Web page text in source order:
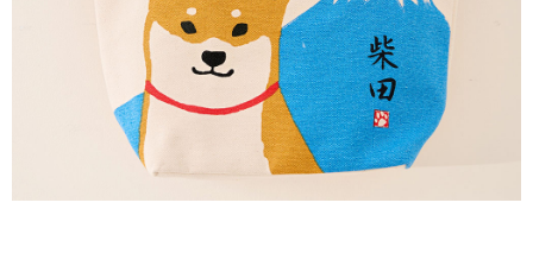
１．透過由恩沛科技股份有限公司提供之「AFTEE先享後付」服務完成之交
易，需依本服務之必要範圍內提供個人資料，並將交易相關給付款項請求債
權轉讓予恩沛科技股份有限公司。
２．關於個人資料處理事宜，請瀏覽以下網址：
https://aftee.tw/terms/#terms3
３．未成年的使用者請事先徵得法定代理人或監護人之同意方可使用
「AFTEE先享後付」，若未經同意申辦者引起之損失，本公司不負相關責
黑貓宅急便(包裹尺寸60cm以下)
每筆NT$100，滿NT$2,000(含以上)免運費
黑貓宅急便(包裹尺寸90cm以下)
每筆NT$140，滿NT$2,000(含以上)免運費